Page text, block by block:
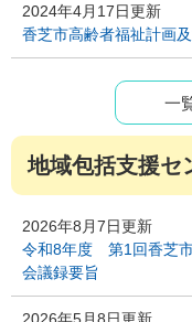
2024年4月17日更新
香芝市高齢者福祉計画
一
地域包括支援セ
2026年8月7日更新
令和8年度 第1回香芝
会議録要旨
2026年5月8日更新